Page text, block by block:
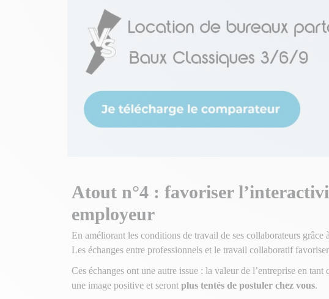
Atout n°4 : favoriser
employeur
En améliorant les conditions de travail de ses collaborateurs grâce
Les échanges entre professionnels et le travail collaboratif
Ces échanges ont une autre issue : la valeur de l’entreprise en
une image positive et seront plus tentés de postuler chez vous.